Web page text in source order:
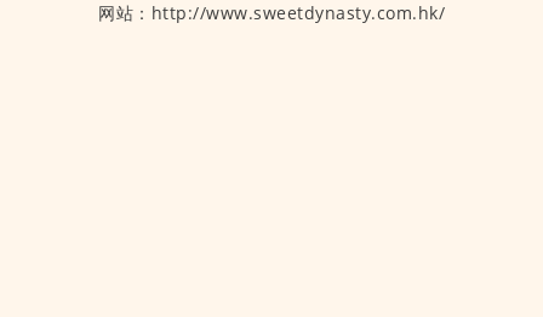
网站：http://www.sweetdynasty.com.hk/